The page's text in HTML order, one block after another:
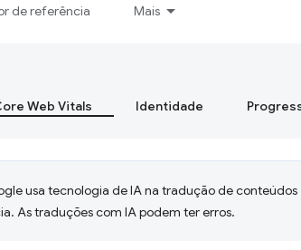
de referência Mais
Web Vitals Identidade
usa tecnologia de IA na tradução de conteúdos
As traduções com IA podem ter erros.